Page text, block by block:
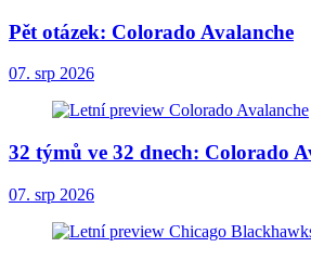
Pět otázek: Colorado Avalanche
07. srp 2026
32 týmů ve 32 dnech: Colorado
07. srp 2026